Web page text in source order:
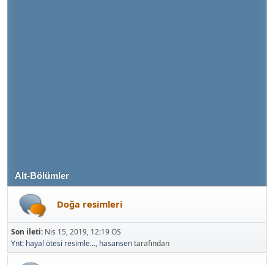
Alt-Bölümler
Doğa resimleri
Son ileti: Nis 15, 2019, 12:19 ÖS
Ynt: hayal ötesi resimle..., hasansentarafından